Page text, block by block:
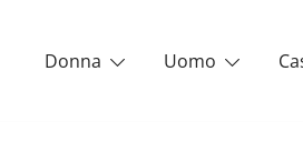
contenuto
Donna Uomo